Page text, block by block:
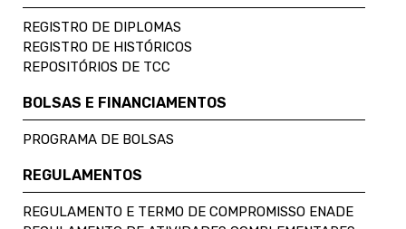
REGISTRO DE DIPLOMAS
REGISTRO DE HISTÓRICOS
REPOSITÓRIOS DE TCC
BOLSAS E FINANCIAMENTOS
PROGRAMA DE BOLSAS
REGULAMENTOS
REGULAMENTO E TERMO DE COMPROMISSO ENADE